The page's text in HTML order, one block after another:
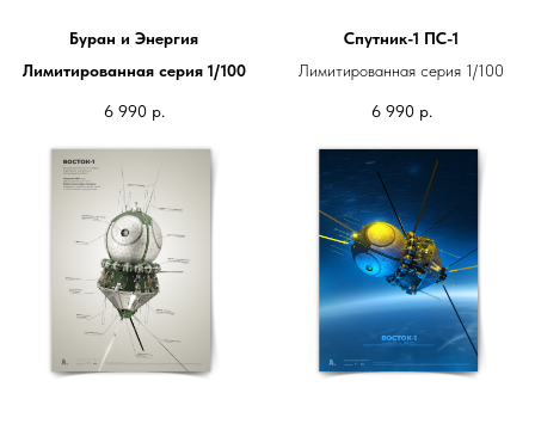
Буран и Энергия
Лимитированная серия 1/100
6 990 р.
Спутник-1 ПС-1
Лимитированная серия 1/100
6 990 р.